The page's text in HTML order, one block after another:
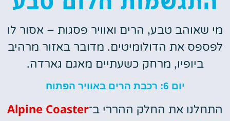
מי שאוהב טבע, הרים ואוויר פסגות – אסור לו
לפספס את הדולומיטים. מדובר באזור מרהיב
ביופיו, מרחק כשעתיים מאגם גארדה.
יום 6: רכבת הרים באוויר הפתוח
התחלנו את החלק ההררי ב־Alpine Coaster